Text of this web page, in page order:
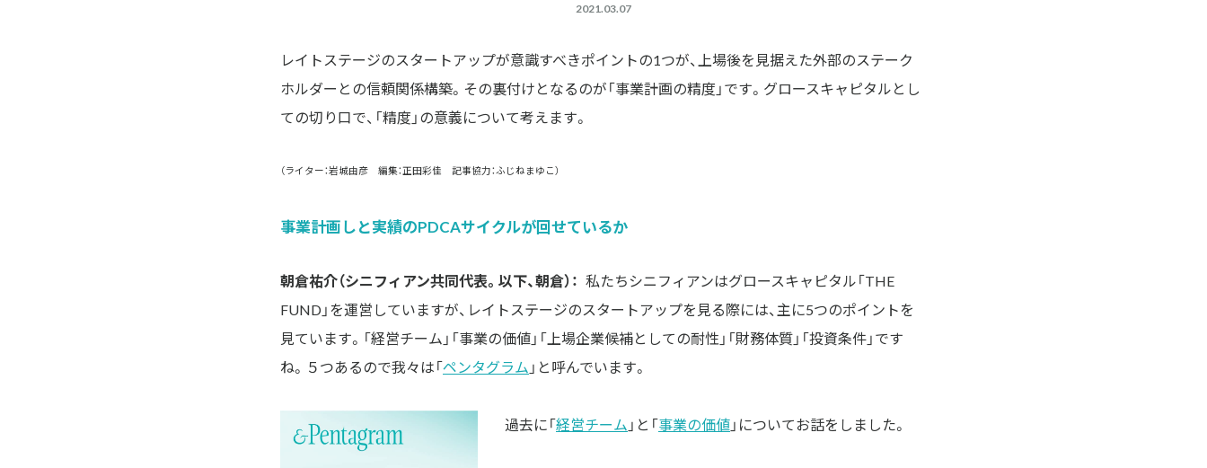
2021.03.07
レイトステージのスタートアップが意識すべきポイントの1つが、上場後を見据えた外部のステーク
ホルダーとの信頼関係構築。その裏付けとなるのが「事業計画の精度」です。グロースキャピタルとし
ての切り口で、「精度」の意義について考えます。
（ライター：岩城由彦 編集：正田彩佳 記事協力：ふじねまゆこ）
事業計画しと実績のPDCAサイクルが回せているか
朝倉祐介（シニフィアン共同代表。以下、朝倉）： 私たちシニフィアンはグロースキャピタル「THE
FUND」を運営していますが、レイトステージのスタートアップを見る際には、主に5つのポイントを
見ています。「経営チーム」「事業の価値」「上場企業候補としての耐性」「財務体質」「投資条件」です
ね。５つあるので我々は「ペンタグラム 」と呼んでいます。
過去に「経営チーム 」と「事業の価値 」についてお話をしました。